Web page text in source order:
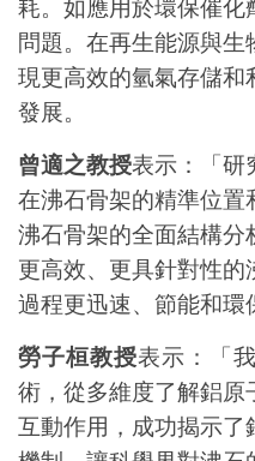
耗。如應用於環保催
問題。在再生能源與
現更高效的氫氣存儲
發展。
曾適之教授表示：「研
在沸石骨架的精準位置
沸石骨架的全面結構
更高效、更具針對性
過程更迅速、節能和環
勞子桓教授表示：「
術，從多維度了解鋁
互動作用，成功揭示